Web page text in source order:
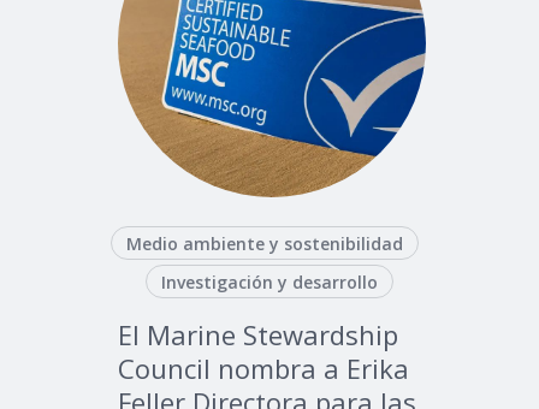
Medio ambiente y sostenibilidad
Investigación y desarrollo
El Marine Stewardship
Council nombra a Erika
Feller Directora para las